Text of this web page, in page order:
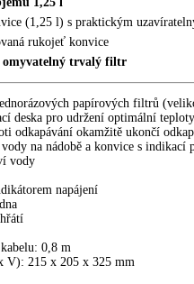
(1,25 l) s praktickým
rukojeť konvice
omyvatelný trvalý filtr
papírových filtrů
deska pro udržení optimální
odkapávání okamžitě ukončí
na nádobě a konvice s indikací
vody
napájení
0,8 m
V): 215 x 205 x 325 mm